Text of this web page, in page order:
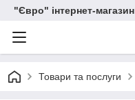
"Євро" інтернет-магазин
Товари та послуги